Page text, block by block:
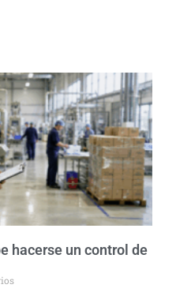
hacerse un control de